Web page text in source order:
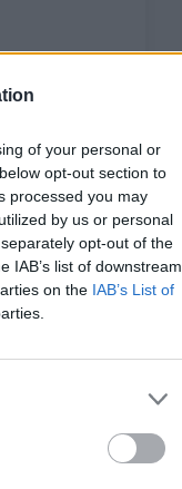
of your personal or
opt-out section to
processed you may
by us or personal
opt-out of the
IAB’s list of downstream
on the IAB’s List of
η